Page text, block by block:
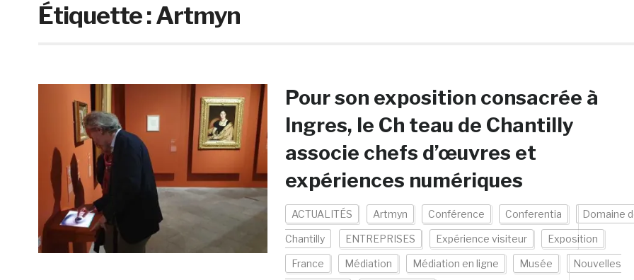
Étiquette :Artmyn
Pour son exposition consacrée à
Ingres, le Ch teau de Chantilly
associe chefs d’œuvres et
expériences numériques
ACTUALITÉS Artmyn Conférence Conferentia Domaine
Chantilly ENTREPRISES Expérience visiteur Exposition
France Médiation Médiation en ligne Musée Nouvelles